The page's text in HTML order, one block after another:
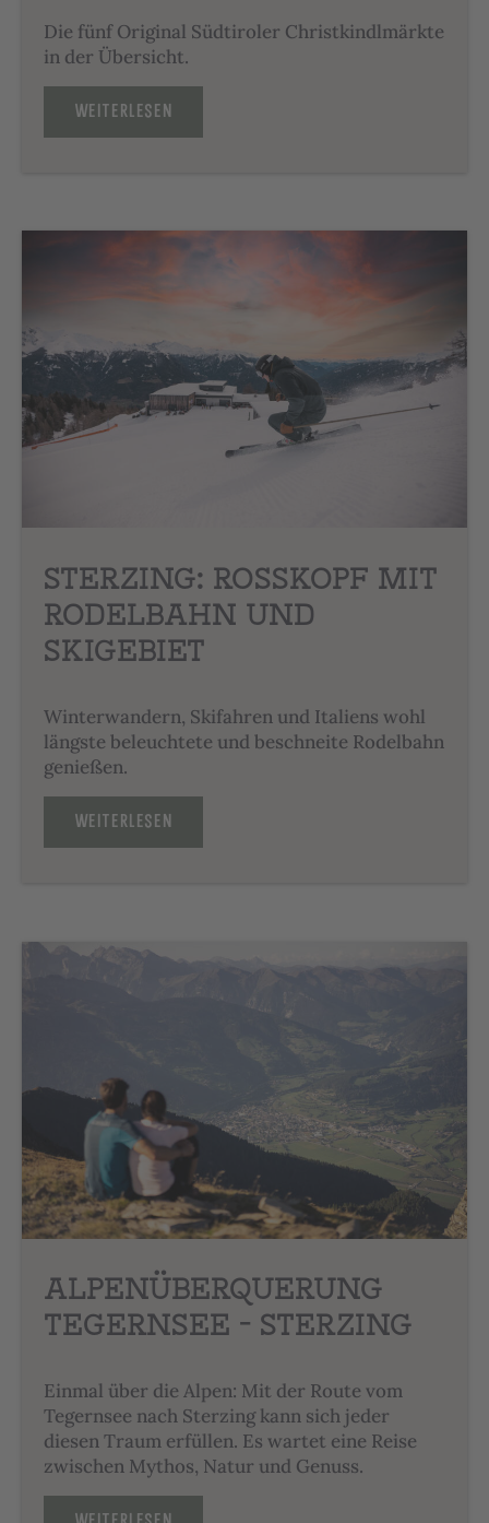
Die fünf Original Südtiroler Christkindlmärkte
in der Übersicht.
WEITERLESEN
STERZING: ROSSKOPF MIT
RODELBAHN UND
SKIGEBIET
Winterwandern, Skifahren und Italiens wohl
längste beleuchtete und beschneite Rodelbahn
genießen.
WEITERLESEN
ALPENÜBER­QUERUNG
TEGERNSEE – STERZING
Einmal über die Alpen: Mit der Route vom
Tegernsee nach Sterzing kann sich jeder
diesen Traum erfüllen. Es wartet eine Reise
zwischen Mythos, Natur und Genuss.